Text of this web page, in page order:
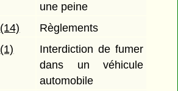
une peine
(14)
Règlements
(1)
Interdiction de fumer
dans un véhicule
automobile